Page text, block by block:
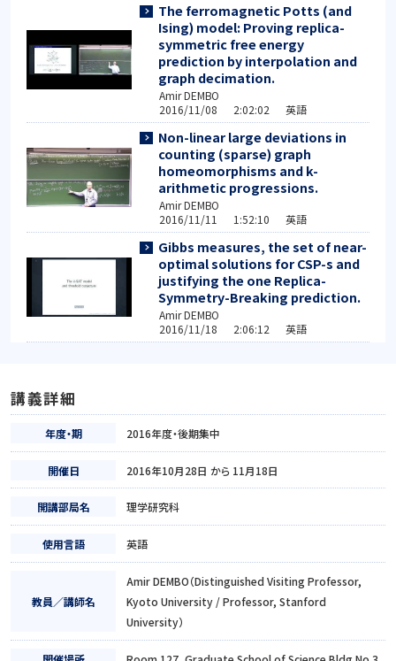
The ferromagnetic Potts (and
Ising) model: Proving replica-
symmetric free energy
prediction by interpolation and
graph decimation.
Amir DEMBO
2016/11/08 2:02:02 英語
Non-linear large deviations in
counting (sparse) graph
homeomorphisms and k-
arithmetic progressions.
Amir DEMBO
2016/11/11 1:52:10 英語
Gibbs measures, the set of near-
optimal solutions for CSP-s and
justifying the one Replica-
Symmetry-Breaking prediction.
Amir DEMBO
2016/11/18 2:06:12 英語
講義詳細
年度・期 2016年度・後期集中
開催日 2016年10月28日 から 11月18日
開講部局名 理学研究科
使用言語 英語
教員／講師名
Amir DEMBO（Distinguished Visiting Professor,
Kyoto University / Professor, Stanford
University）